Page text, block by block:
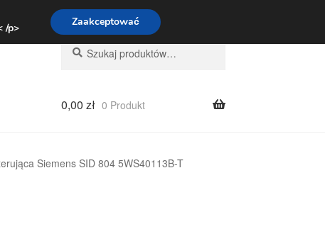
16:00800 003 167
Szukaj:
Szukaj
0,00 zł 0 Produkt
Siemens SID 804 5WS40113B-T
/p> Zaakceptować